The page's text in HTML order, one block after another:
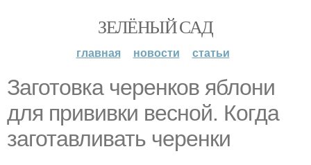
ЗЕЛЁНЫЙ САД
главная новости статьи
Заготовка черенков яблони
для прививки весной. Когда
заготавливать черенки